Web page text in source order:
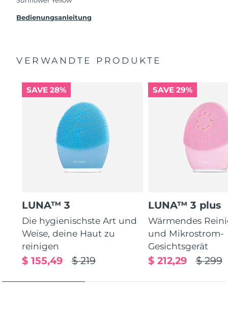
solltest, bekommst du dieses Produkt von
Bedienungsanleitung
VERWANDTE PRODUKTE
SAVE 28%
LUNA™ 3
Die hygienischste Art und
Weise, deine Haut zu
reinigen
$ 219
$ 155,49
SAVE 29%
LUNA™ 3 plus
Wärmendes
und Mikrostrom-
Gesichtsgerät
$ 299
$ 212,29